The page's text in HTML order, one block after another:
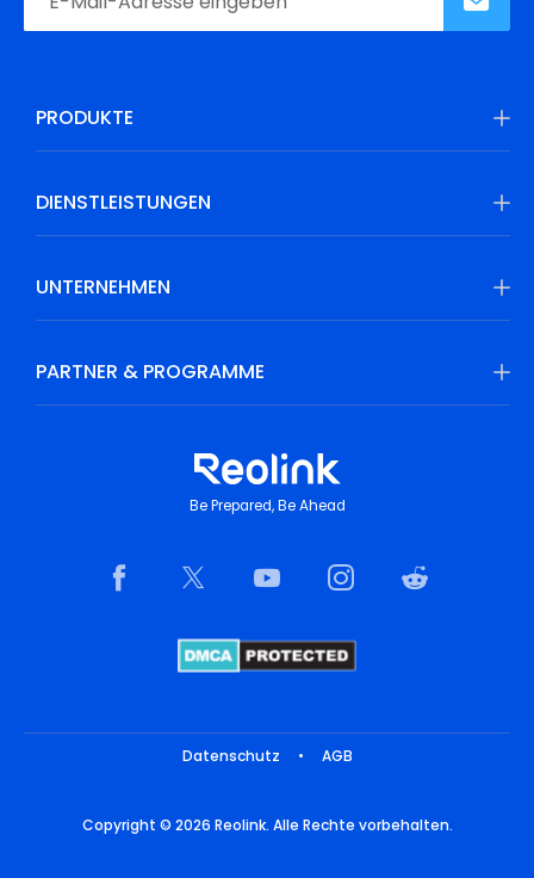
PRODUKTE
DIENSTLEISTUNGEN
UNTERNEHMEN
PARTNER & PROGRAMME
Be Prepared, Be Ahead
Datenschutz • AGB
Copyright © 2026 Reolink. Alle Rechte vorbehalten.